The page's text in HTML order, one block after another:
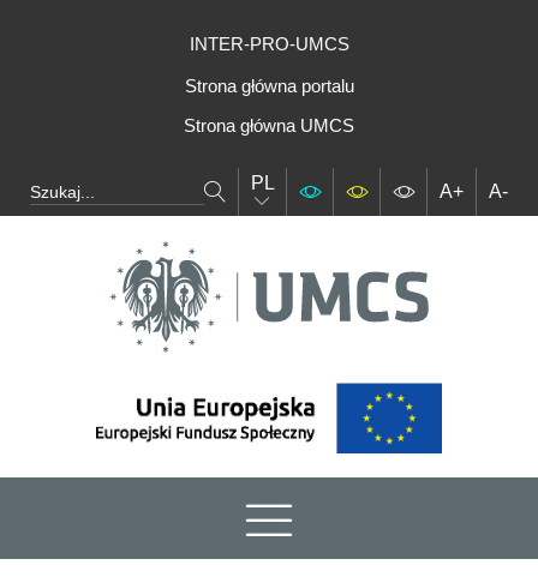
INTER-PRO-UMCS
Strona główna portalu
Strona główna UMCS
PL A+ A-